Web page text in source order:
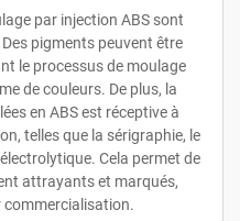
par injection ABS sont
pigments peuvent être
le processus de moulage
de couleurs. De plus, la
en ABS est réceptive à
telles que la sérigraphie, le
Cela permet de
attrayants et marqués,